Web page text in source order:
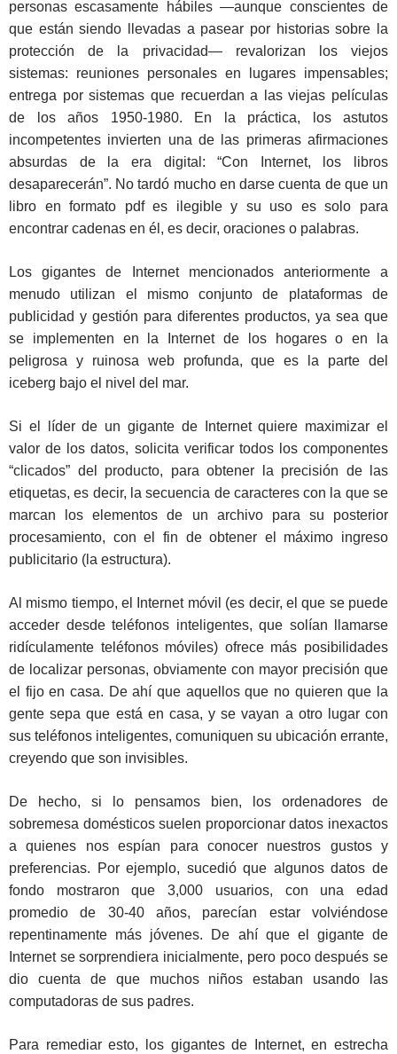
personas escasamente hábiles —aunque conscientes de
que están siendo llevadas a pasear por historias sobre la
protección de la privacidad— revalorizan los viejos
sistemas: reuniones personales en lugares impensables;
entrega por sistemas que recuerdan a las viejas películas
de los años 1950-1980. En la práctica, los astutos
incompetentes invierten una de las primeras afirmaciones
absurdas de la era digital: “Con Internet, los libros
desaparecerán”. No tardó mucho en darse cuenta de que un
libro en formato pdf es ilegible y su uso es solo para
encontrar cadenas en él, es decir, oraciones o palabras.
Los gigantes de Internet mencionados anteriormente a
menudo utilizan el mismo conjunto de plataformas de
publicidad y gestión para diferentes productos, ya sea que
se implementen en la Internet de los hogares o en la
peligrosa y ruinosa web profunda, que es la parte del
iceberg bajo el nivel del mar.
Si el líder de un gigante de Internet quiere maximizar el
valor de los datos, solicita verificar todos los componentes
“clicados” del producto, para obtener la precisión de las
etiquetas, es decir, la secuencia de caracteres con la que se
marcan los elementos de un archivo para su posterior
procesamiento, con el fin de obtener el máximo ingreso
publicitario (la estructura).
Al mismo tiempo, el Internet móvil (es decir, el que se puede
acceder desde teléfonos inteligentes, que solían llamarse
ridículamente teléfonos móviles) ofrece más posibilidades
de localizar personas, obviamente con mayor precisión que
el fijo en casa. De ahí que aquellos que no quieren que la
gente sepa que está en casa, y se vayan a otro lugar con
sus teléfonos inteligentes, comuniquen su ubicación errante,
creyendo que son invisibles.
De hecho, si lo pensamos bien, los ordenadores de
sobremesa domésticos suelen proporcionar datos inexactos
a quienes nos espían para conocer nuestros gustos y
preferencias. Por ejemplo, sucedió que algunos datos de
fondo mostraron que 3,000 usuarios, con una edad
promedio de 30-40 años, parecían estar volviéndose
repentinamente más jóvenes. De ahí que el gigante de
Internet se sorprendiera inicialmente, pero poco después se
dio cuenta de que muchos niños estaban usando las
computadoras de sus padres.
Para remediar esto, los gigantes de Internet, en estrecha